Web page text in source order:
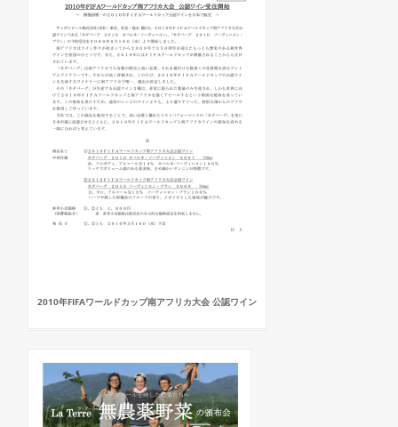
2010年FIFAワールドカップ南アフリカ大会 公認ワイン